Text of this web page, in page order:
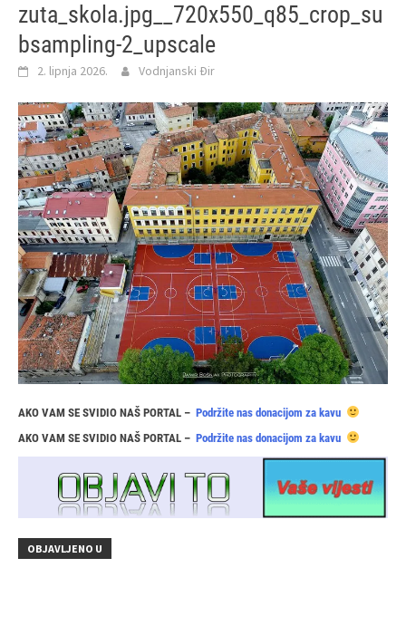
zuta_skola.jpg__720x550_q85_crop_su
bsampling-2_upscale
2. lipnja 2026. Vodnjanski Đir
AKO VAM SE SVIDIO NAŠ PORTAL – Podržite nas donacijom za kavu
AKO VAM SE SVIDIO NAŠ PORTAL – Podržite nas donacijom za kavu
OBJAVLJENO U